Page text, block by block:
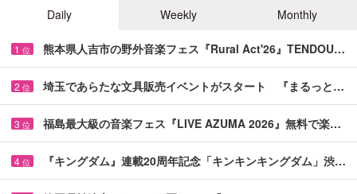
Daily
Weekly Monthly
1 位 熊本県人吉市の野外音楽フェス『Rural Act'26』TENDOU…
2 位 埼玉であらたな文具販売イベントがスタート 『まるっと…
3 位 福島最大級の音楽フェス『LIVE AZUMA 2026』無料で楽…
4 位 『キングダム』連載20周年記念「キンキンキングダム」渋…